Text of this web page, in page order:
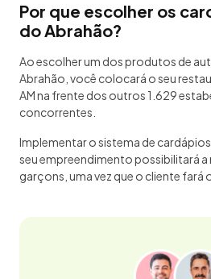
Por que escolher os
do Abrahão?
Ao escolher um dos produtos de
Abrahão, você colocará o seu
AM na frente dos outros 1.629
concorrentes.
Implementar o sistema de
seu empreendimento possibilitará a
garçons, uma vez que o cliente fará